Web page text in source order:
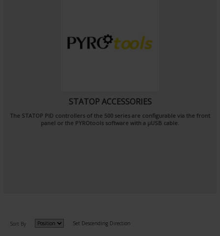
STATOP ACCESSORIES
The STATOP PID controllers of the 500 series are configurable via the front
panel or the PYROtools software with a μUSB cable.
Sort By Set Descending Direction